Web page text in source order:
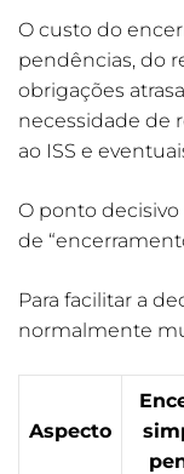
O custo do
pendências, do
obrigações
necessidade de
ao ISS e
O ponto decisivo
de
Para facilitar a
normalmente
Aspecto